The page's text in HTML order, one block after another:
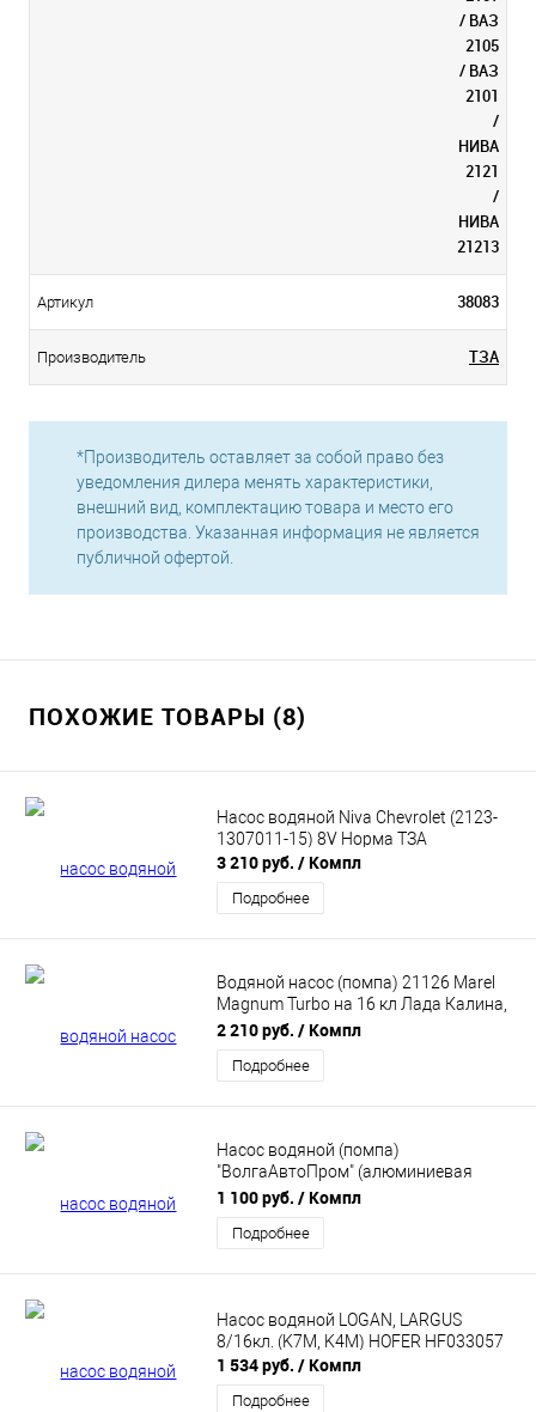
/ ВАЗ
2105
/ ВАЗ
2101
/
НИВА
2121
/
НИВА
21213
Артикул 38083
Производитель ТЗА
*Производитель оставляет за собой право без
уведомления дилера менять характеристики,
внешний вид, комплектацию товара и место его
производства. Указанная информация не является
публичной офертой.
ПОХОЖИЕ ТОВАРЫ (8)
Насос водяной Niva Chevrolet (2123-
1307011-15) 8V Норма ТЗА
3 210 руб. / Компл
Подробнее
Водяной насос (помпа) 21126 Marel
Magnum Turbo на 16 кл Лада Калина,
Приора, Гранта, Веста, ИксРей, Ларгус
(MWP009)
2 210 руб. / Компл
Подробнее
Насос водяной (помпа)
"ВолгаАвтоПром" (алюминиевая
крыльчатка) для Шевроле Нива (2123-
1307011)
1 100 руб. / Компл
Подробнее
Насос водяной LOGAN, LARGUS
8/16кл. (K7M, K4M) HOFER HF033057
1 534 руб. / Компл
Подробнее